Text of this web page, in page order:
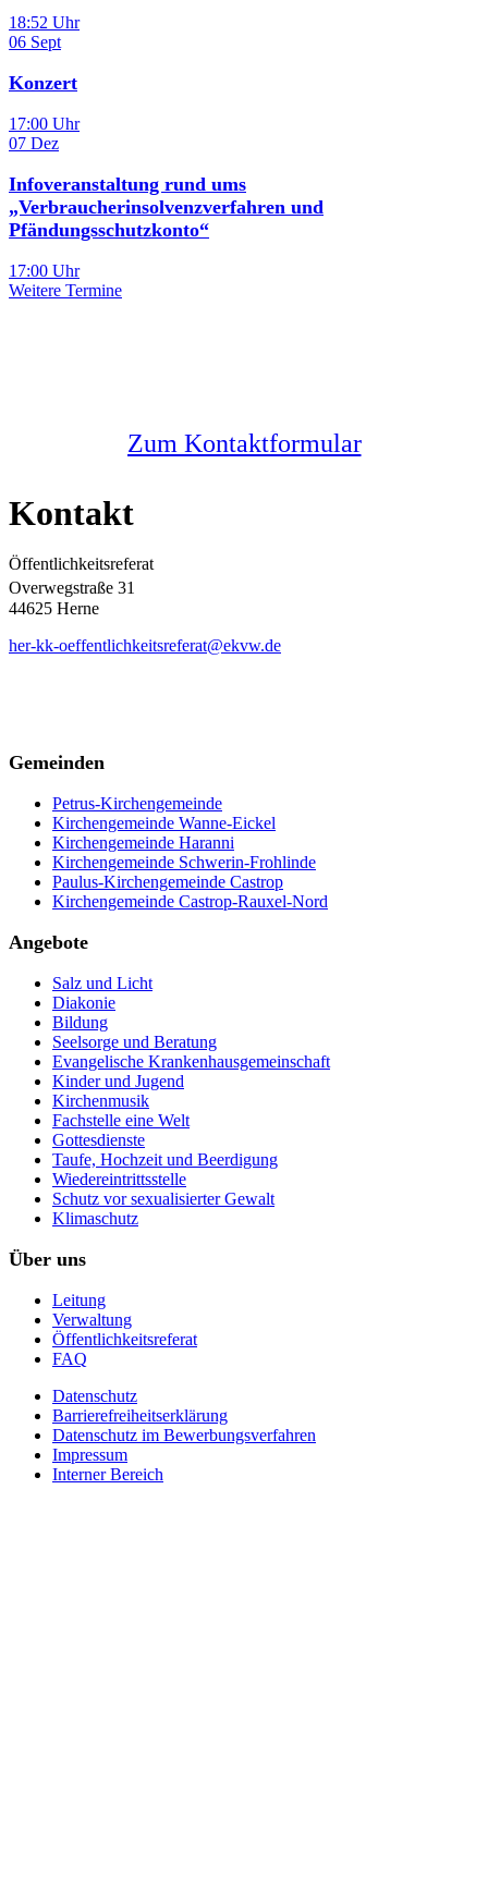
18:52 Uhr
06 Sept
Konzert
17:00 Uhr
07 Dez
Infoveranstaltung rund ums
„Verbraucherinsolvenzverfahren und
Pfändungsschutzkonto“
17:00 Uhr
Weitere Termine
Zum Kontaktformular
Kontakt
Öffentlichkeitsreferat
Overwegstraße 31
44625 Herne
her-kk-oeffentlichkeitsreferat@ekvw.de
Gemeinden
Petrus-Kirchengemeinde
Kirchengemeinde Wanne-Eickel
Kirchengemeinde Haranni
Kirchengemeinde Schwerin-Frohlinde
Paulus-Kirchengemeinde Castrop
Kirchengemeinde Castrop-Rauxel-Nord
Angebote
Salz und Licht
Diakonie
Bildung
Seelsorge und Beratung
Evangelische Krankenhausgemeinschaft
Kinder und Jugend
Kirchenmusik
Fachstelle eine Welt
Gottesdienste
Taufe, Hochzeit und Beerdigung
Wiedereintrittsstelle
Schutz vor sexualisierter Gewalt
Klimaschutz
Über uns
Leitung
Verwaltung
Öffentlichkeitsreferat
FAQ
Datenschutz
Barrierefreiheitserklärung
Datenschutz im Bewerbungsverfahren
Impressum
Interner Bereich